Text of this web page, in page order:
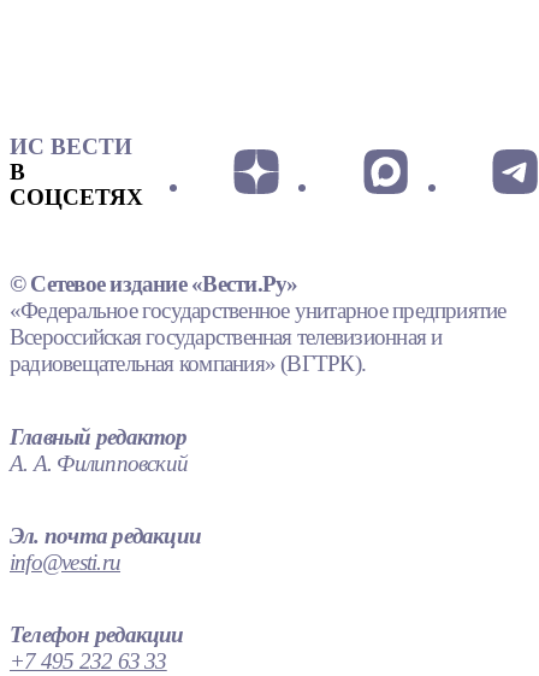
ИС ВЕСТИ
В
СОЦСЕТЯХ
© Сетевое издание «Вести.Ру»
«Федеральное государственное унитарное предприятие
Всероссийская государственная телевизионная и
радиовещательная компания» (ВГТРК).
Главный редактор
А. А. Филипповский
Эл. почта редакции
info@vesti.ru
Телефон редакции
+7 495 232 63 33